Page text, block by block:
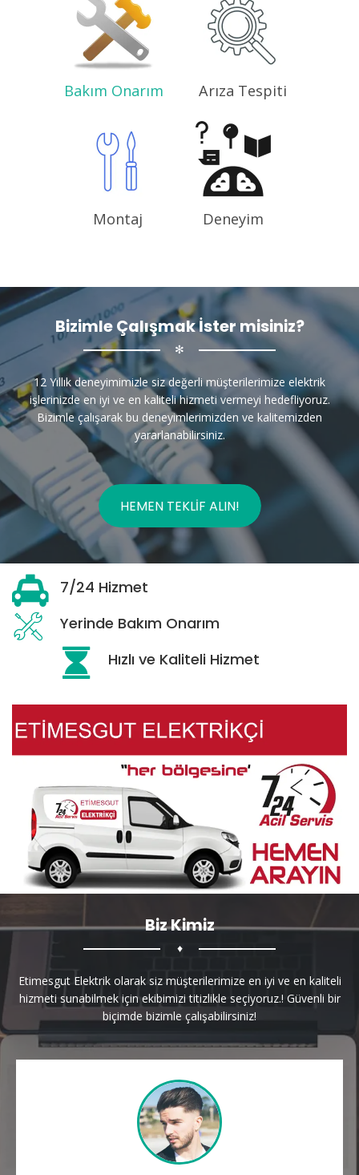
Bakım Onarım Arıza Tespiti
Montaj Deneyim
Bizimle Çalışmak İster misiniz?
✻
12 Yıllık deneyimimizle siz değerli müşterilerimize elektrik
işlerinizde en iyi ve en kaliteli hizmeti vermeyi hedefliyoruz.
Bizimle çalışarak bu deneyimlerimizden ve kalitemizden
yararlanabilirsiniz.
HEMEN TEKLIF ALIN!
7/24 Hizmet
Yerinde Bakım Onarım
Hızlı ve Kaliteli Hizmet
Biz Kimiz
♦
Etimesgut Elektrik olarak siz müşterilerimize en iyi ve en kaliteli
hizmeti sunabilmek için ekibimizi titizlikle seçiyoruz.! Güvenli bir
biçimde bizimle çalışabilirsiniz!